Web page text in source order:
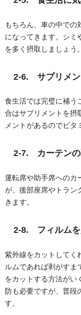
もちろん、車の中での
になってきます。シミ
を多く摂取しましょう。
2-6. サプリメン
食生活では完璧に補う
合はサプリメントを摂
メントがあるのでビタ
2-7. カーテンの
運転席や助手席へのカ
が、後部座席やトラン
きます。
2-8. フィルムを
紫外線をカットしてく
ルムであれば剥がすま
をカットする方法がい
防も必要ですが、普段
す。